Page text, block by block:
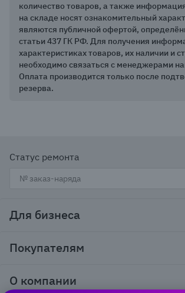
количество товаров, а также
на складе носят ознакомительный
являются публичной офертой,
статьи 437 ГК РФ. Для получения
характеристиках товаров, их наличии и
необходимо связаться с менеджерами
Оплата производится только после
резерва.
Статус ремонта
Для бизнеса
Тендеры и гос закупки
Покупателям
Пункты выдачи
О компании